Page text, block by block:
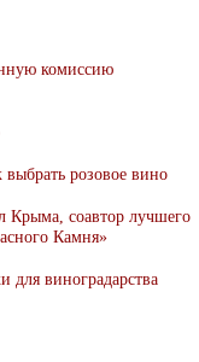
комиссию
выбрать розовое вино
Крыма, соавтор лучшего
Камня»
для виноградарства